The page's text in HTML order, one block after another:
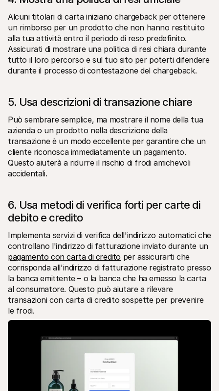
Alcuni titolari di carta iniziano chargeback per ottenere
un rimborso per un prodotto che non hanno restituito
alla tua attività entro il periodo di reso predefinito.
Assicurati di mostrare una politica di resi chiara durante
tutto il loro percorso e sul tuo sito per poterti difendere
durante il processo di contestazione del chargeback.
5. Usa descrizioni di transazione chiare
Può sembrare semplice, ma mostrare il nome della tua
azienda o un prodotto nella descrizione della
transazione è un modo eccellente per garantire che un
cliente riconosca immediatamente un pagamento.
Questo aiuterà a ridurre il rischio di frodi amichevoli
accidentali.
6. Usa metodi di verifica forti per carte di
debito e credito
Implementa servizi di verifica dell'indirizzo automatici che
controllano l'indirizzo di fatturazione inviato durante un
pagamento con carta di credito per assicurarti che
corrisponda all'indirizzo di fatturazione registrato presso
la banca emittente – o la banca che ha emesso la carta
al consumatore. Questo può aiutare a rilevare
transazioni con carta di credito sospette per prevenire
le frodi.